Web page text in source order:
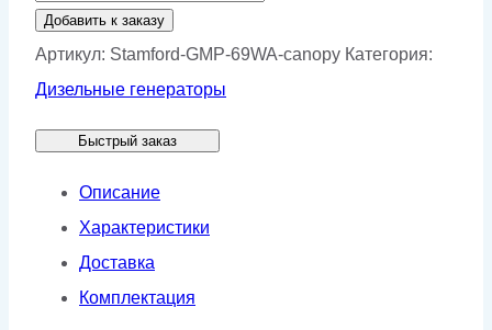
товара
Генератор
Stamford
69WA
кожухе
Добавить к заказу
Артикул: Stamford-GMP-69WA-canopy Категория:
Дизельные генераторы
Быстрый заказ
Описание
Характеристики
Доставка
Комплектация